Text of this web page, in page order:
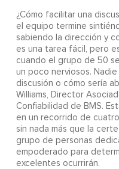
¿Cómo facilitar una
el equipo termine
sabiendo la dirección y
es una tarea fácil, pero
cuando el grupo de 50
un poco nerviosos.
discusión o cómo sería
Williams, Director
Confiabilidad de BMS.
en un recorrido de
sin nada más que la
grupo de personas
empoderado para
excelentes ocurrirán.